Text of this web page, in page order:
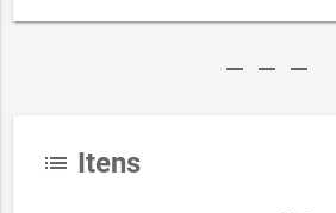
remove remove remove
list Itens